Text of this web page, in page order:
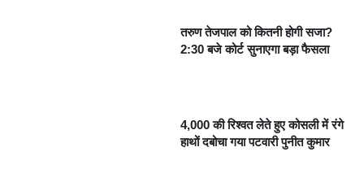
तरुण तेजपाल को कितनी होगी सजा?
2:30 बजे कोर्ट सुनाएगा बड़ा फैसला
4,000 की रिश्वत लेते हुए कोसली में रंगे
हाथों दबोचा गया पटवारी पुनीत कुमार